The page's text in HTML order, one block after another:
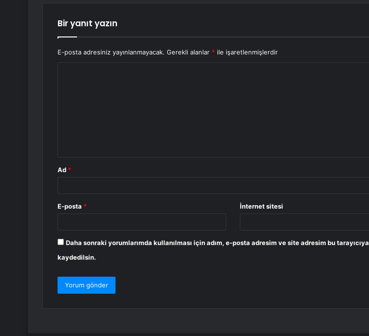
Bir yanıt yazın
E-posta adresiniz yayınlanmayacak. Gerekli alanlar * ile işaretlenmişlerdir
Ad *
E-posta * İnternet sitesi
Daha sonraki yorumlarımda kullanılması için adım, e-posta adresim ve site adresim bu tarayıcıya
kaydedilsin.